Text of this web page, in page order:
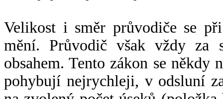
Velikost i směr průvodiče se
mění. Průvodič však vždy za
obsahem. Tento zákon se někdy
pohybují nejrychleji, v odsluní